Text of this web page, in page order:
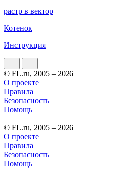
растр в вектор
Котенок
Инструкция
© FL.ru, 2005 – 2026
О проекте
Правила
Безопасность
Помощь
© FL.ru, 2005 – 2026
О проекте
Правила
Безопасность
Помощь